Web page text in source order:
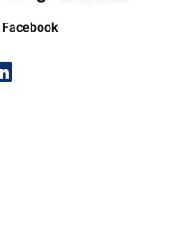
Facebook